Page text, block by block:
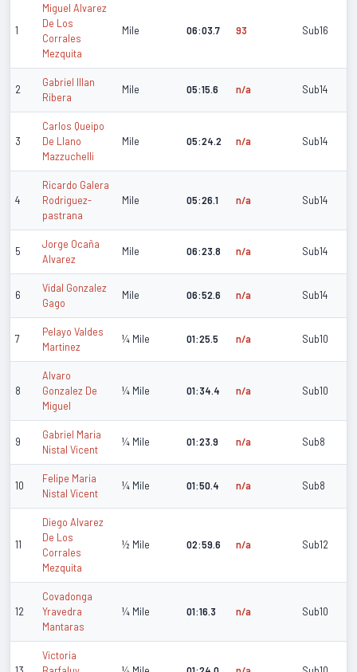
1
Miguel Alvarez
De Los
Corrales
Mezquita
Mile 06:03.7 93 Sub16
2
Gabriel Illan
Ribera
Mile 05:15.6 n/a Sub14
3
Carlos Queipo
De Llano
Mazzuchelli
Mile 05:24.2 n/a Sub14
4
Ricardo Galera
Rodriguez-
pastrana
Mile 05:26.1 n/a Sub14
5
Jorge Ocaña
Alvarez
Mile 06:23.8 n/a Sub14
6
Vidal Gonzalez
Gago
Mile 06:52.6 n/a Sub14
7
Pelayo Valdes
Martinez
¼ Mile 01:25.5 n/a Sub10
8
Alvaro
Gonzalez De
Miguel
¼ Mile 01:34.4 n/a Sub10
9
Gabriel Maria
Nistal Vicent
¼ Mile 01:23.9 n/a Sub8
10
Felipe Maria
Nistal Vicent
¼ Mile 01:50.4 n/a Sub8
11
Diego Alvarez
De Los
Corrales
Mezquita
½ Mile 02:59.6 n/a Sub12
12
Covadonga
Yravedra
Mantaras
¼ Mile 01:16.3 n/a Sub10
Victoria